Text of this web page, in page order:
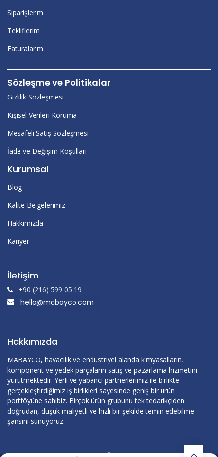
Siparişlerim
Tekliflerim
Faturalarım
Sözleşme ve Politikalar
Gizlilik Sözleşmesi
Kişisel Verileri Koruma
Mesafeli Satış Sözleşmesi
İade ve Değişim Koşulları
Kurumsal
Blog
Kalite Belgelerimiz
Hakkımızda
Kariyer
İletişim
+90 (216) 599 05 19
hello@mabayco.com
Hakkımızda
MABAYCO, havacılık ve endüstriyel alanda kimyasalların,
komponent ve yedek parçaların satış ve pazarlama hizmetini
yürütmektedir. Yerli ve yabancı partnerlerimiz ile birlikte
gerçekleştirdiğimiz iş birlikleri sayesinde geniş bir ürün
portföyüne sahibiz. Birçok ürün grubunu tek tedarikçiden
doğrudan, düşük maliyetli ve hızlı bir şekilde temin edebilme
şansını sunuyoruz.